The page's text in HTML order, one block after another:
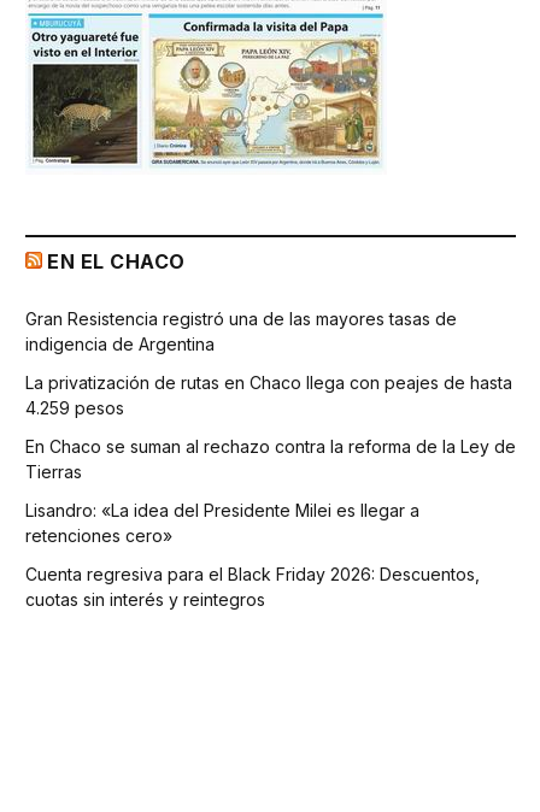
EN EL CHACO
Gran Resistencia registró una de las mayores tasas de
indigencia de Argentina
La privatización de rutas en Chaco llega con peajes de hasta
4.259 pesos
En Chaco se suman al rechazo contra la reforma de la Ley de
Tierras
Lisandro: «La idea del Presidente Milei es llegar a
retenciones cero»
Cuenta regresiva para el Black Friday 2026: Descuentos,
cuotas sin interés y reintegros